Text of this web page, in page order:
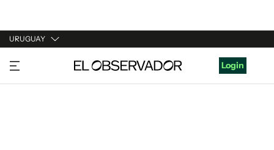
URUGUAY
URUGUAY
ARGENTINA
Login